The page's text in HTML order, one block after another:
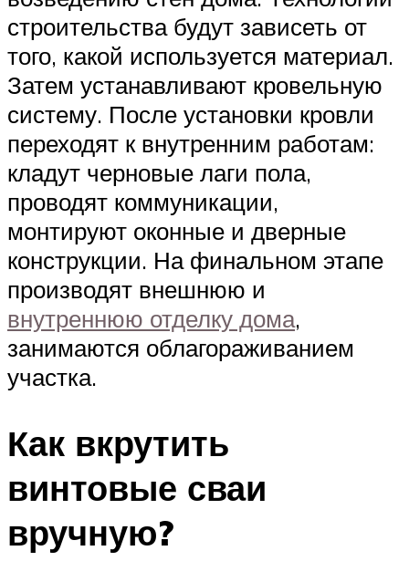
строительства будут зависеть от
того, какой используется материал.
Затем устанавливают кровельную
систему. После установки кровли
переходят к внутренним работам:
кладут черновые лаги пола,
проводят коммуникации,
монтируют оконные и дверные
конструкции. На финальном этапе
производят внешнюю и
внутреннюю отделку дома,
занимаются облагораживанием
участка.
Как вкрутить
винтовые сваи
вручную?